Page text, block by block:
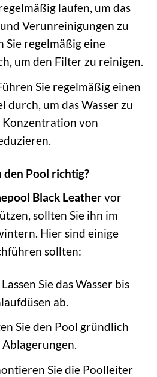
laufen, um das
Verunreinigungen zu
Sie regelmäßig eine
um den Filter zu reinigen.
Sie regelmäßig einen
durch, um das Wasser zu
von
Pool richtig?
Black Leathervor
sollten Sie ihn im
Hier sind einige
sollten:
Lassen Sie das Wasser bis
ab.
Sie den Pool gründlich
Sie die Poolleiter